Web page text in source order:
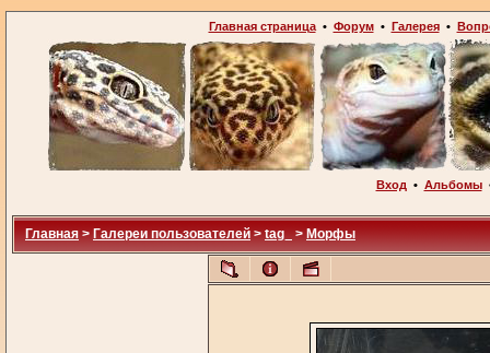
Главная страница• Форум• Галерея•
Вход • Альбомы
Главная > Галереи пользователей > tag_ > Морфы